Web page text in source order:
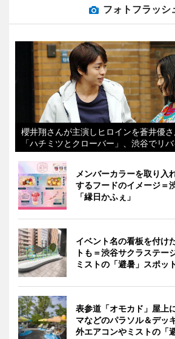
フォトフラッシ
櫻井翔さんが主演しヒロインを蒼井優
「ハチミツとクローバー」、渋谷でリ
メンバーカラーを取り入
するフードのイメージ＝
「縁日かふぇ」
イベント名の看板を付け
トも＝渋谷サクラステー
ミストの「避暑」スポッ
表参道「オモカド」屋上
マなどのパラソル＆デッ
外エアコンやミストの「